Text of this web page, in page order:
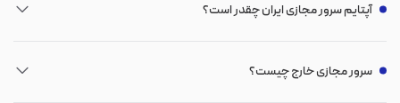
آپتایم سرور مجازی ایران چقدر است؟
سرور مجازی خارج چیست؟